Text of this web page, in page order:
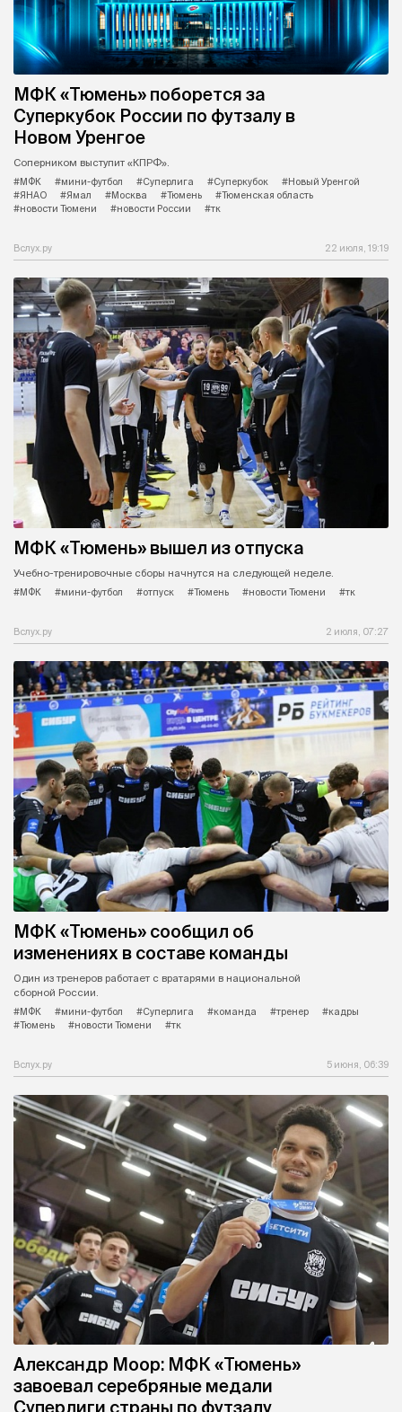
​МФК «Тюмень»​ поборется за
Суперкубок России по футзалу в
Новом Уренгое
Соперником выступит «КПРФ»​.
#МФК
#мини-футбол #Суперлига #Суперкубок
#Новый Уренгой
#ЯНАО
#Ямал #Москва #Тюмень
#Тюменская область
#новости Тюмени
#новости России #тк
Вслух.ру 22 июля, 19:19
МФК «Тюмень» вышел из отпуска
Учебно-тренировочные сборы начнутся на следующей неделе.
#МФК
#мини-футбол #отпуск #Тюмень #новости Тюмени #тк
Вслух.ру 2 июля, 07:27
МФК «Тюмень» сообщил об
изменениях в составе команды
Один из тренеров работает с вратарями в национальной
сборной России.
#МФК
#мини-футбол #Суперлига #команда #тренер
#кадры
#Тюмень
#новости Тюмени #тк
Вслух.ру 5 июня, 06:39
Александр Моор: МФК «Тюмень»
завоевал серебряные медали
Суперлиги страны по футзалу